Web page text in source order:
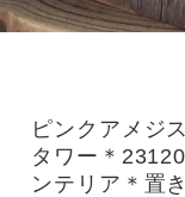
ピンクアメジ
タワー＊
ンテリア＊置